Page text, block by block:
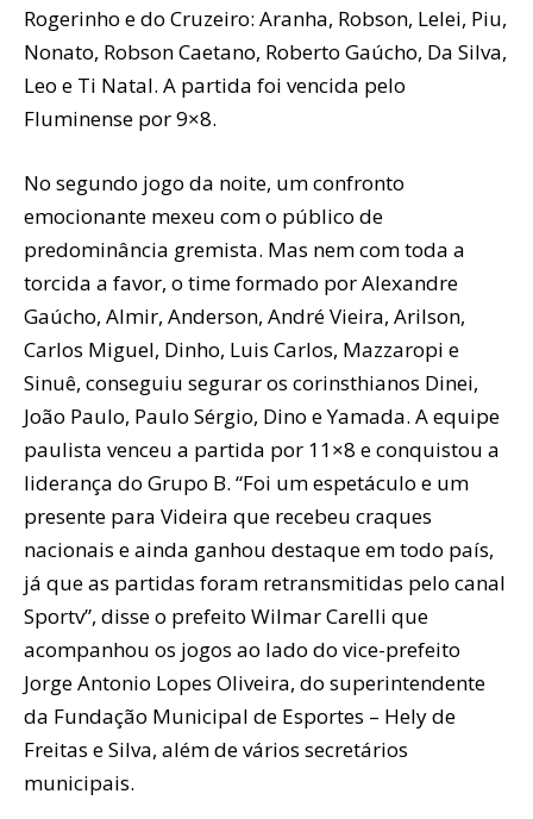
Rogerinho e do Cruzeiro: Aranha, Robson, Lelei, Piu,
Nonato, Robson Caetano, Roberto Gaúcho, Da Silva,
Leo e Ti Natal. A partida foi vencida pelo
Fluminense por 9×8.
No segundo jogo da noite, um confronto
emocionante mexeu com o público de
predominância gremista. Mas nem com toda a
torcida a favor, o time formado por Alexandre
Gaúcho, Almir, Anderson, André Vieira, Arilson,
Carlos Miguel, Dinho, Luis Carlos, Mazzaropi e
Sinuê, conseguiu segurar os corinsthianos Dinei,
João Paulo, Paulo Sérgio, Dino e Yamada. A equipe
paulista venceu a partida por 11×8 e conquistou a
liderança do Grupo B. “Foi um espetáculo e um
presente para Videira que recebeu craques
nacionais e ainda ganhou destaque em todo país,
já que as partidas foram retransmitidas pelo canal
Sportv”, disse o prefeito Wilmar Carelli que
acompanhou os jogos ao lado do vice-prefeito
Jorge Antonio Lopes Oliveira, do superintendente
da Fundação Municipal de Esportes – Hely de
Freitas e Silva, além de vários secretários
municipais.